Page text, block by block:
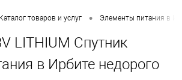
Каталог товаров и услуг • Элементы питания в
LITHIUM Спутник
в Ирбите недорого